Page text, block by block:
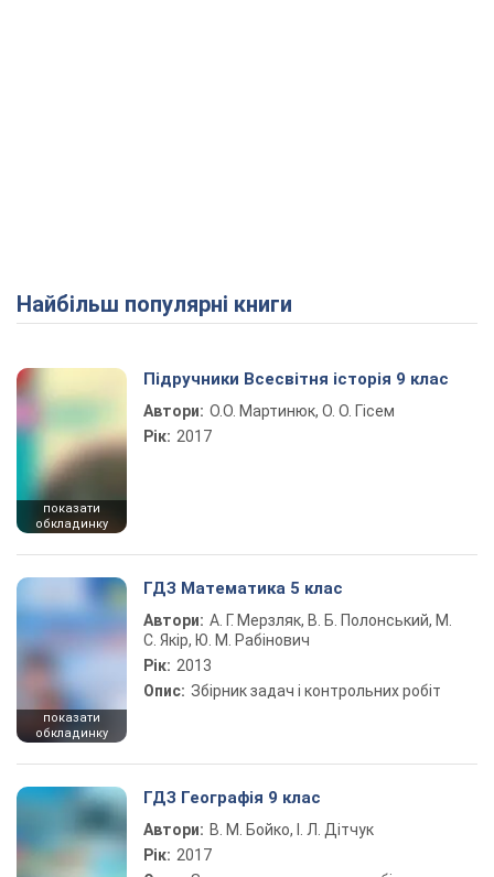
Найбільш популярні книги
показати
обкладинку
Підручники Всесвітня історія 9 клас
Автори: О.О. Мартинюк, О. О. Гісем
Рік: 2017
показати
обкладинку
ГДЗ Математика 5 клас
Автори: А. Г. Мерзляк, В. Б. Полонський, М.
С. Якір, Ю. М. Рабінович
Рік: 2013
Опис: Збірник задач і контрольних робіт
ГДЗ Географія 9 клас
Автори: В. М. Бойко, І. Л. Дітчук
Рік: 2017